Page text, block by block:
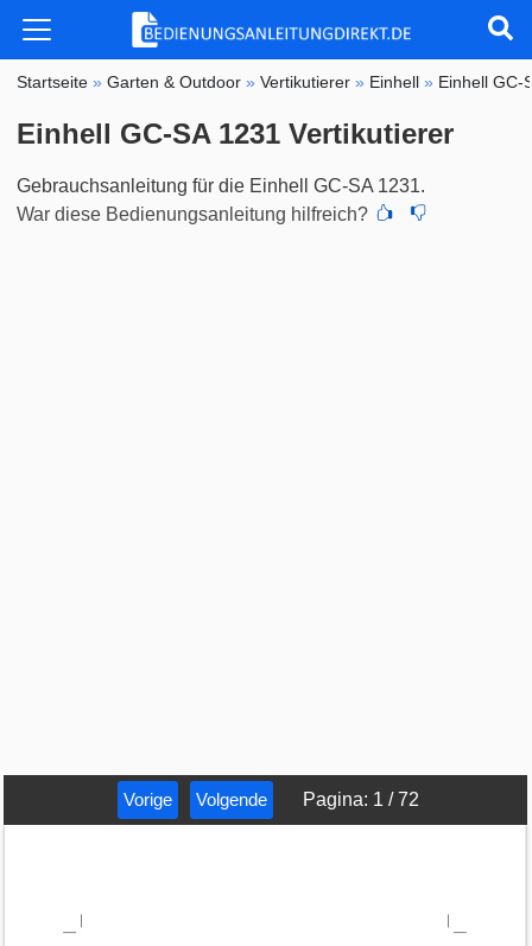
Startseite »Garten & Outdoor »Vertikutierer » Einhell » Einhell GC-
Einhell GC-SA 1231 Vertikutierer
Gebrauchsanleitung für die Einhell GC-SA 1231.
War diese Bedienungsanleitung hilfreich?
Vorige Volgende Pagina: 1 /72